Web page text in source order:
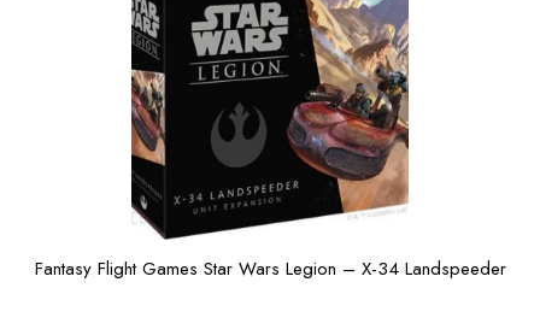
Fantasy Flight Games Star Wars Legion – X-34 Landspeeder